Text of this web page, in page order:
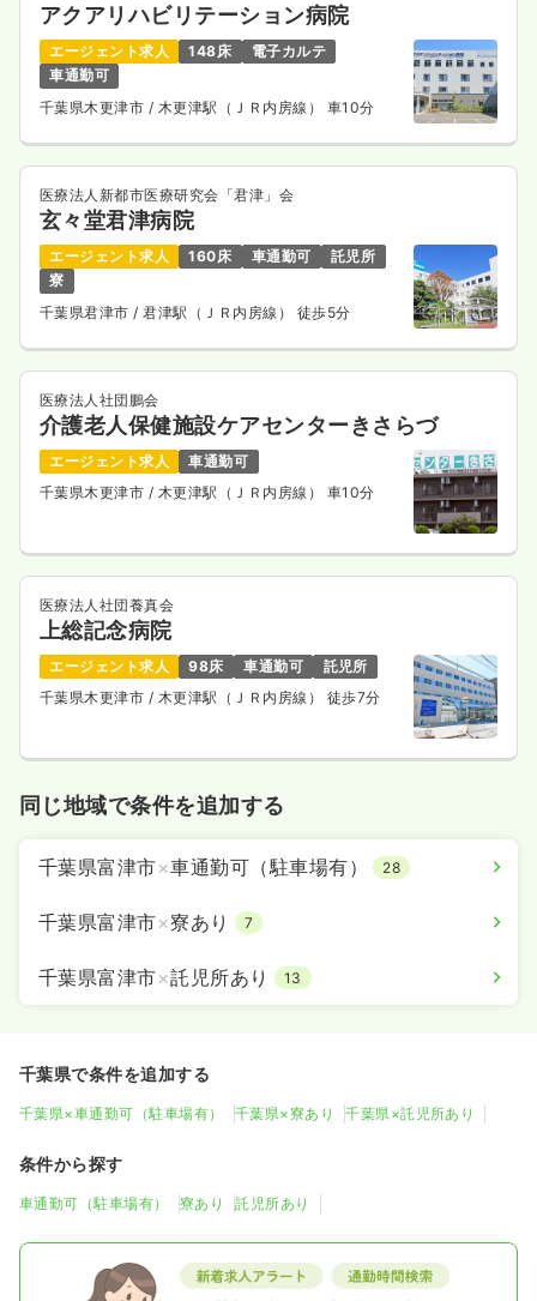
アクアリハビリテーション病院
エージェント求人 148床
電子カルテ
車通勤可
千葉県木更津市 / 木更津駅（ＪＲ内房線） 車10分
医療法人新都市医療研究会「君津」会
玄々堂君津病院
エージェント求人 160床 車通勤可
託児所
寮
千葉県君津市 / 君津駅（ＪＲ内房線） 徒歩5分
医療法人社団鵬会
介護老人保健施設ケアセンターきさらづ
エージェント求人
車通勤可
千葉県木更津市 / 木更津駅（ＪＲ内房線） 車10分
医療法人社団養真会
上総記念病院
エージェント求人 98床 車通勤可
託児所
千葉県木更津市 / 木更津駅（ＪＲ内房線） 徒歩7分
同じ地域で条件を追加する
千葉県富津市×車通勤可（駐車場有） 28
千葉県富津市×寮あり 7
千葉県富津市×託児所あり 13
千葉県で条件を追加する
千葉県×車通勤可（駐車場有） 千葉県×寮あり 千葉県×託児所あり
条件から探す
車通勤可（駐車場有） 寮あり 託児所あり